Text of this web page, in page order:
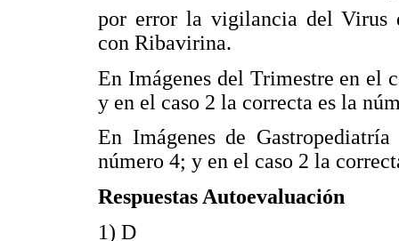
por error la vigilancia del Virus
con Ribavirina.
En Imágenes del Trimestre en el
y en el caso 2 la correcta es la
En Imágenes de
número 4; y en el caso 2 la
Respuestas Autoevaluación
1) D